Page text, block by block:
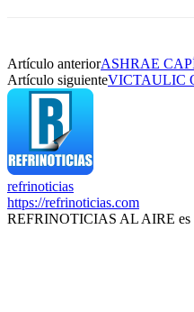
Artículo anteriorASHRAE
Artículo siguienteVICTAULIC
refrinoticias
https://refrinoticias.com
REFRINOTICIAS AL AIRE es